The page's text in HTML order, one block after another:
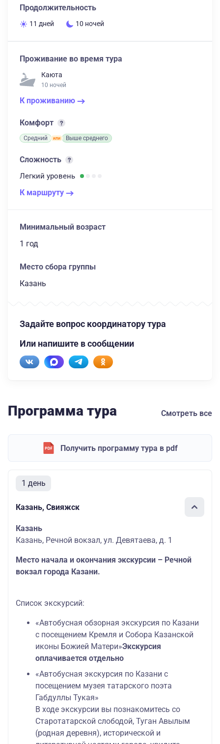
Продолжительность
11 дней 10 ночей
Проживание во время тура
Каюта
10 ночей
К проживанию
Комфорт
Средний Выше среднего
Сложность
Легкий уровень
К маршруту
Минимальный возраст
1 год
Место сбора группы
Казань
Задайте вопрос координатору тура
Или напишите в сообщении
Программа тура Смотреть все
Получить программу тура в pdf
1 день
Казань, Свияжск
Казань
Казань, Речной вокзал, ул. Девятаева, д. 1
Место начала и окончания экскурсии – Речной
вокзал города Казани.
Список экскурсий:
«Автобусная обзорная экскурсия по Казани
с посещением Кремля и Собора Казанской
иконы Божией Матери»Экскурсия
оплачивается отдельно
«Автобусная экскурсия по Казани с
посещением музея татарского поэта
Габдуллы Тукая»
В ходе экскурсии вы познакомитесь со
Старотатарской слободой, Туган Авылым
(родная деревня), исторической и